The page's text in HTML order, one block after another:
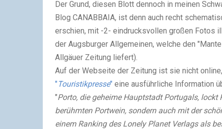
Der Grund, diesen Blott dennoch in meinen
Blog CANABBAIA, ist denn auch recht
erschien, mit -2- eindrucksvollen großen Fotos
der Augsburger Allgemeinen, welche den
Allgäuer Zeitung liefert).
Auf der Webseite der Zeitung ist sie nicht
" Touristikpresse" eine ausführliche Information
"Porto, die geheime Hauptstadt Portugals,
berühmten Portwein, sondern auch mit der
einem Ranking des Lonely Planet Verlags als